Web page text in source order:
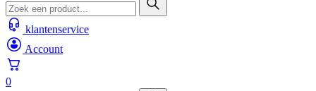
klantenservice
Account
0